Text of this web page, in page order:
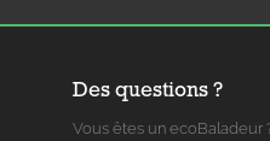
Des questions ?
Vous êtes un ecoBaladeur